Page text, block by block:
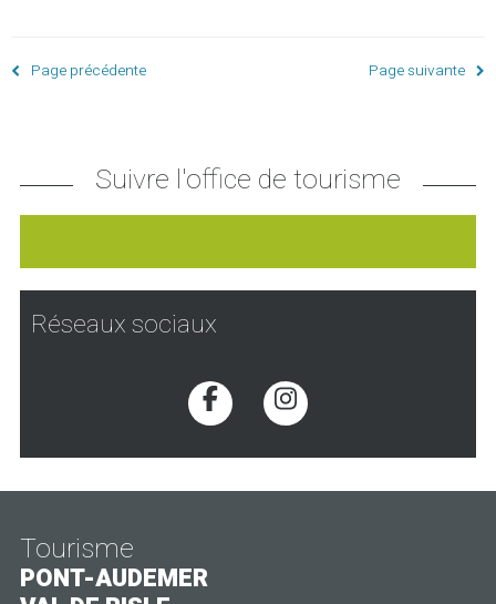
Page précédente Page suivante
Suivre l'office de tourisme
Réseaux sociaux
Voir la page Facebook
Voir la page
Tourisme
PONT-AUDEMER